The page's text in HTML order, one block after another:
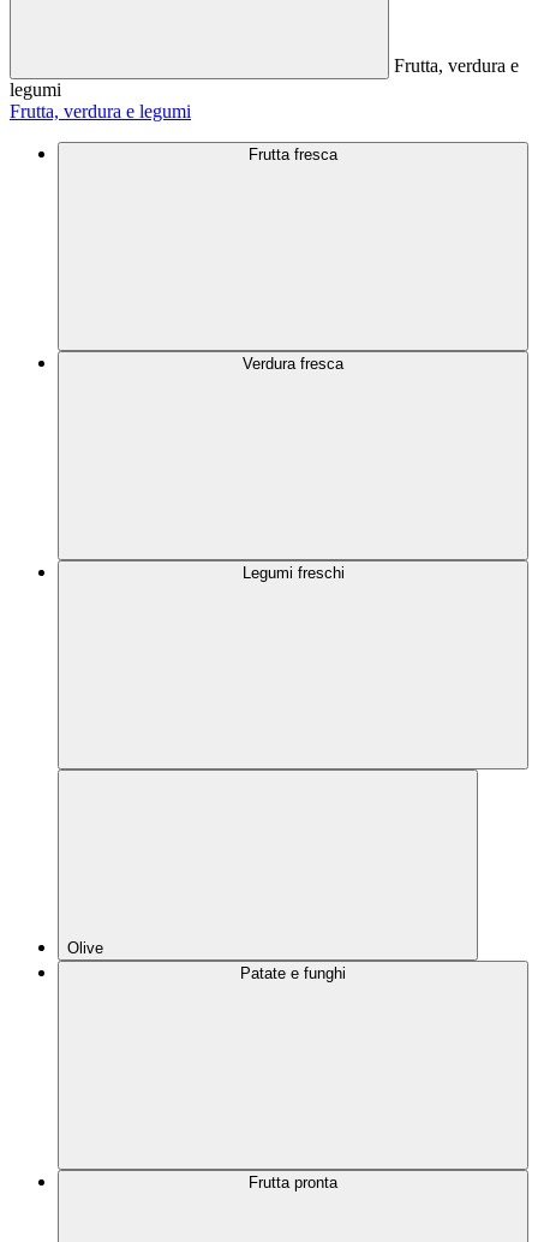
Frutta, verdura e
legumi
Frutta, verdura e legumi
Frutta fresca
Verdura fresca
Legumi freschi
Olive
Patate e funghi
Frutta pronta